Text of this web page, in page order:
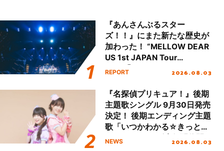
『あんさんぶるスター
ズ！！』にまた新たな歴史が
加わった！ “MELLOW DEAR
US 1st JAPAN Tour
Final「NICE to meet YOU
ート!!
REPORT 2026.08.03
『名探偵プリキュア！』後期
主題歌シングル 9月30日発売
決定！ 後期エンディング主題
歌「いつかわかる☆きっとあ
える」TVサイズ先行配信開
NEWS 2026.08.03